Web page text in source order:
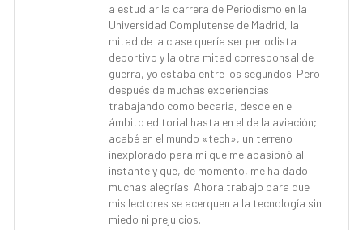
a estudiar la carrera de Periodismo en la
Universidad Complutense de Madrid, la
mitad de la clase quería ser periodista
deportivo y la otra mitad corresponsal de
guerra, yo estaba entre los segundos. Pero
después de muchas experiencias
trabajando como becaria, desde en el
ámbito editorial hasta en el de la aviación;
acabé en el mundo «tech», un terreno
inexplorado para mí que me apasionó al
instante y que, de momento, me ha dado
muchas alegrías. Ahora trabajo para que
mis lectores se acerquen a la tecnología sin
miedo ni prejuicios.